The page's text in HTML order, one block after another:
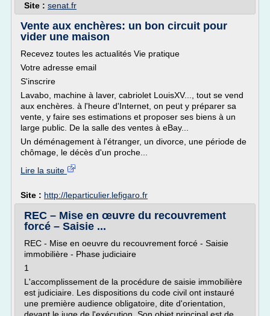
Site : senat.fr
Vente aux enchères: un bon circuit pour
vider une maison
Recevez toutes les actualités Vie pratique
Votre adresse email
S'inscrire
Lavabo, machine à laver, cabriolet LouisXV..., tout se vend
aux enchères. à l'heure d'Internet, on peut y préparer sa
vente, y faire ses estimations et proposer ses biens à un
large public. De la salle des ventes à eBay...
Un déménagement à l'étranger, un divorce, une période de
chômage, le décès d'un proche...
Lire la suite
Site : http://leparticulier.lefigaro.fr
REC – Mise en œuvre du recouvrement
forcé – Saisie ...
REC - Mise en oeuvre du recouvrement forcé - Saisie
immobilière - Phase judiciaire
1
L'accomplissement de la procédure de saisie immobilière
est judiciaire. Les dispositions du code civil ont instauré
une première audience obligatoire, dite d'orientation,